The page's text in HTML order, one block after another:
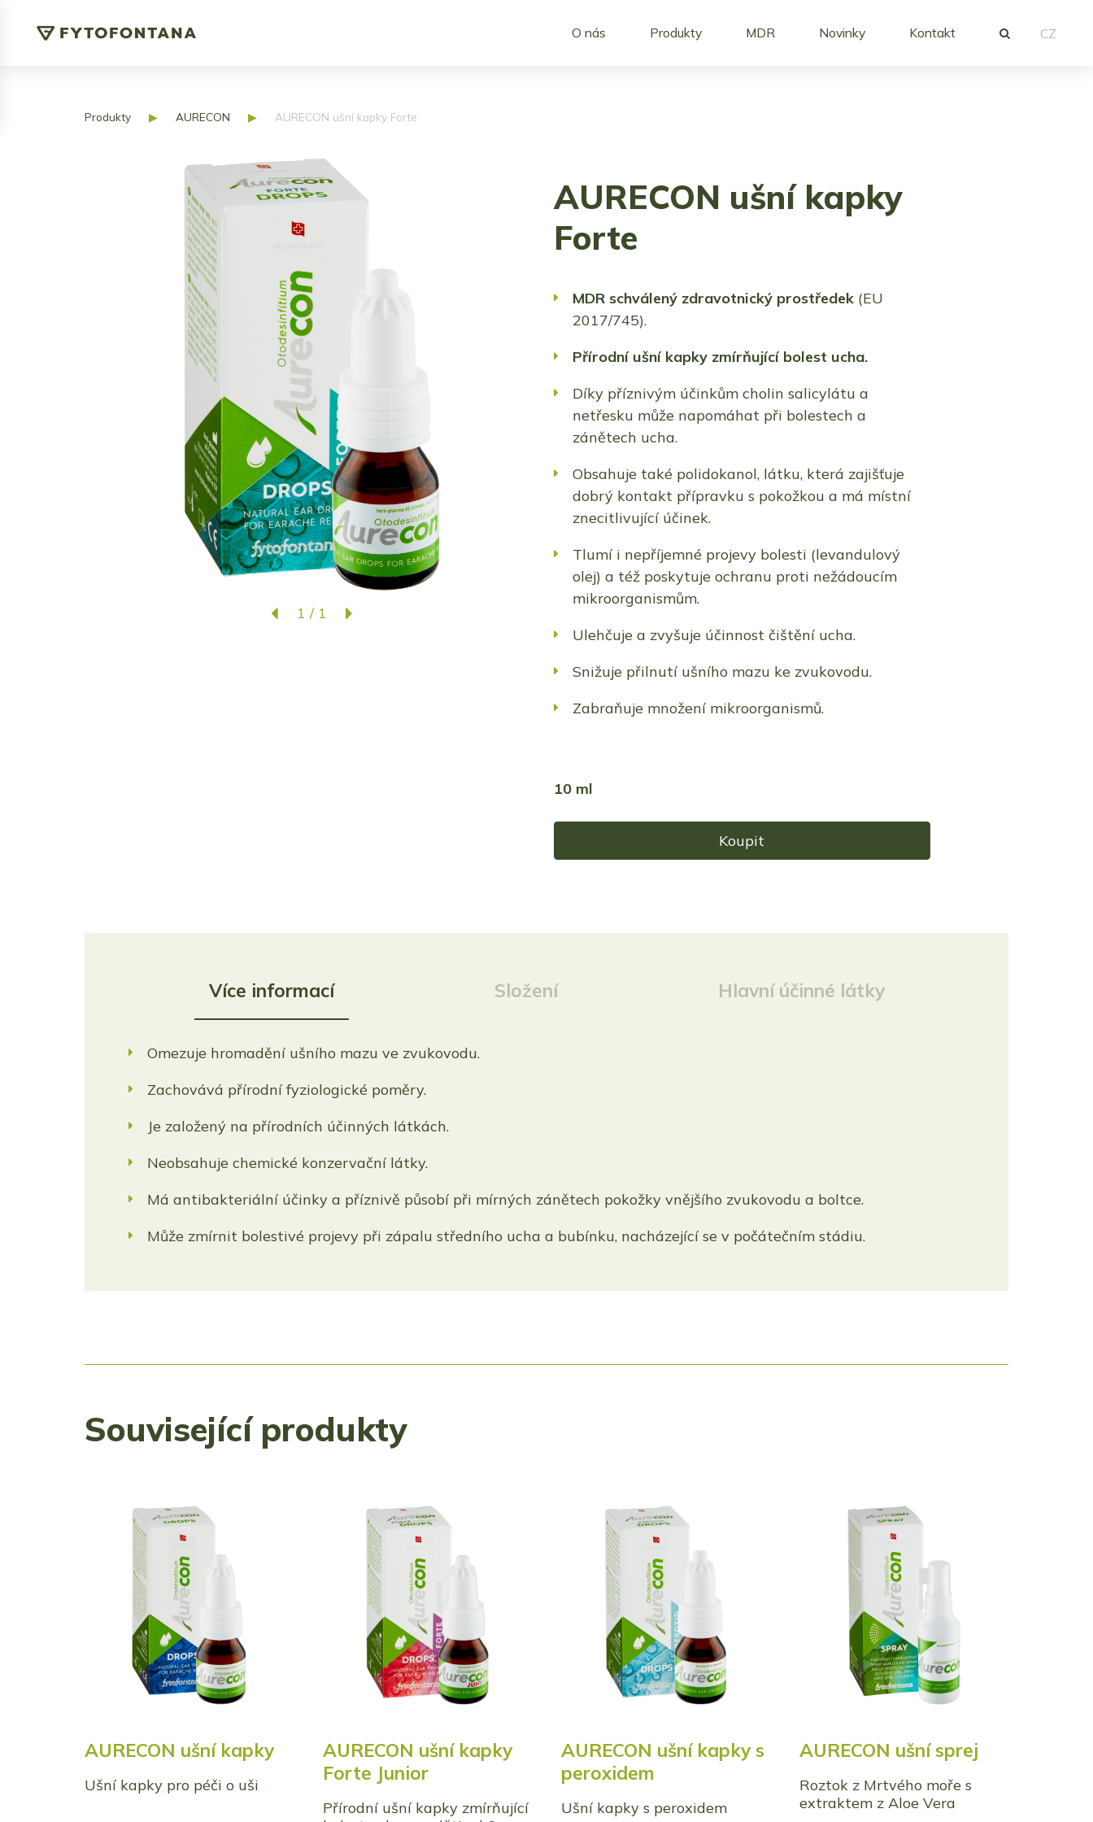
O nás Produkty MDR Novinky Kontakt CZ
Produkty ▶ AURECON ▶ AURECON ušní kapky Forte
1 / 1
AURECON ušní kapky
Forte
MDR schválený zdravotnický prostředek(EU
2017/745).
Přírodní ušní kapky zmírňující bolest ucha.
Díky příznivým účinkům cholin salicylátu a
netřesku může napomáhat při bolestech a
zánětech ucha.
Obsahuje také polidokanol, látku, která zajišťuje
dobrý kontakt přípravku s pokožkou a má místní
znecitlivující účinek.
Tlumí i nepříjemné projevy bolesti (levandulový
olej) a též poskytuje ochranu proti nežádoucím
mikroorganismům.
Ulehčuje a zvyšuje účinnost čištění ucha.
Snižuje přilnutí ušního mazu ke zvukovodu.
Zabraňuje množení mikroorganismů.
10 ml
Koupit
Více informací Složení Hlavní účinné látky
Omezuje hromadění ušního mazu ve zvukovodu.
Zachovává přírodní fyziologické poměry.
Je založený na přírodních účinných látkách.
Neobsahuje chemické konzervační látky.
Má antibakteriální účinky a příznivě působí při mírných zánětech pokožky vnějšího zvukovodu a boltce.
Může zmírnit bolestivé projevy při zápalu středního ucha a bubínku, nacházející se v počátečním stádiu.
Související produkty
AURECON ušní kapky
Ušní kapky pro péči o uši
AURECON ušní kapky
Forte Junior
Přírodní ušní kapky zmírňující
AURECON ušní kapky s
peroxidem
Ušní kapky s peroxidem
AURECON ušní sprej
Roztok z Mrtvého moře s
extraktem z Aloe Vera